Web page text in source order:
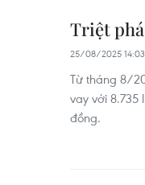
Triệt
25/08/2025 14:03
Từ tháng 8/
vay với 8.735
đồng.